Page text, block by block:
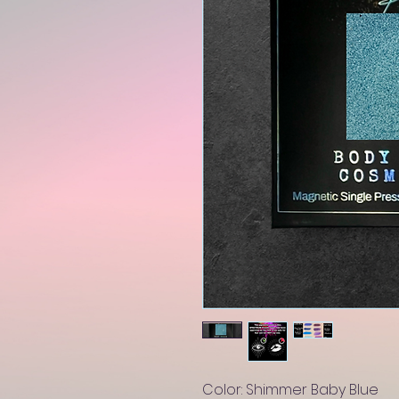
Color: Shimmer Baby Blue